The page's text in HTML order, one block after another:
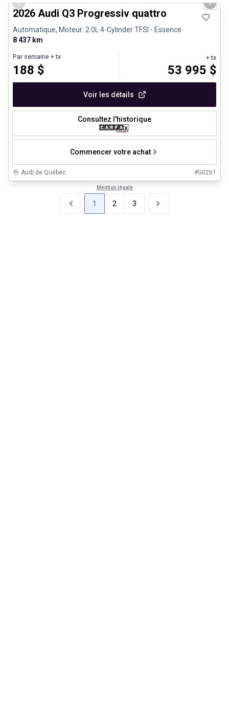
Previous slide Next
2026 Audi Q3 Progressiv quattro
Automatique, Moteur: 2.0L 4-Cylinder TFSI - Essence
8 437 km
Par semaine + tx
188 $
+ tx
53 995 $
Voir les détails
Consultez l'historique
Commencer votre achat
Audi de Québec #G0261
Mention légale
1 2 3